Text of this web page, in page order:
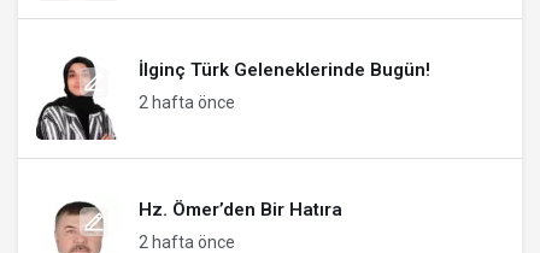
İlginç Türk Geleneklerinde Bugün!
2 hafta önce
Hz. Ömer’den Bir Hatıra
2 hafta önce